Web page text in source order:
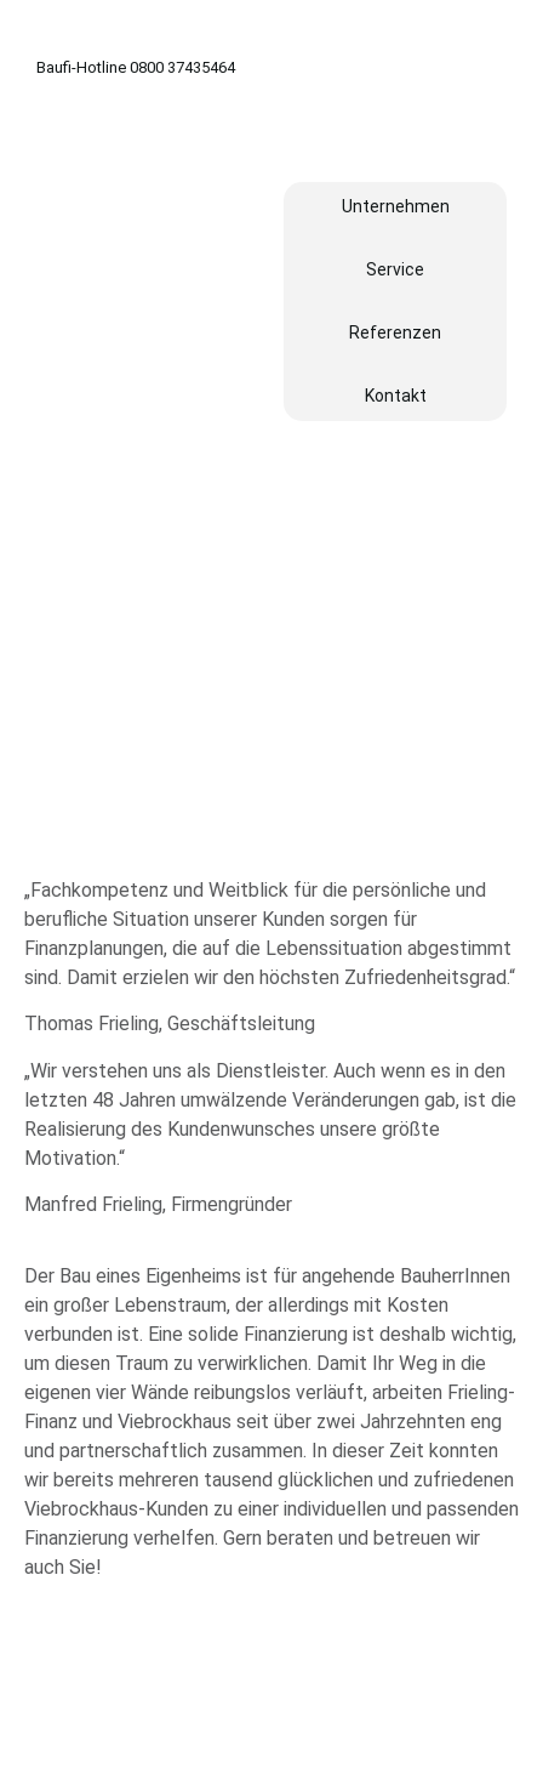
Baufi-Hotline 0800 37435464
Unternehmen
Service
Referenzen
Kontakt
„Fachkompetenz und Weitblick für die persönliche und
berufliche Situation unserer Kunden sorgen für
Finanzplanungen, die auf die Lebenssituation abgestimmt
sind. Damit erzielen wir den höchsten Zufriedenheitsgrad.“
Thomas Frieling, Geschäftsleitung
„Wir verstehen uns als Dienstleister. Auch wenn es in den
letzten 48 Jahren umwälzende Veränderungen gab, ist die
Realisierung des Kundenwunsches unsere größte
Motivation.“
Manfred Frieling, Firmengründer
Der Bau eines Eigenheims ist für angehende BauherrInnen
ein großer Lebenstraum, der allerdings mit Kosten
verbunden ist. Eine solide Finanzierung ist deshalb wichtig,
um diesen Traum zu verwirklichen. Damit Ihr Weg in die
eigenen vier Wände reibungslos verläuft, arbeiten Frieling-
Finanz und Viebrockhaus seit über zwei Jahrzehnten eng
und partnerschaftlich zusammen. In dieser Zeit konnten
wir bereits mehreren tausend glücklichen und zufriedenen
Viebrockhaus-Kunden zu einer individuellen und passenden
Finanzierung verhelfen. Gern beraten und betreuen wir
auch Sie!